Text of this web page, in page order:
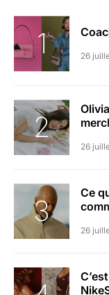
26
26
Ce
26